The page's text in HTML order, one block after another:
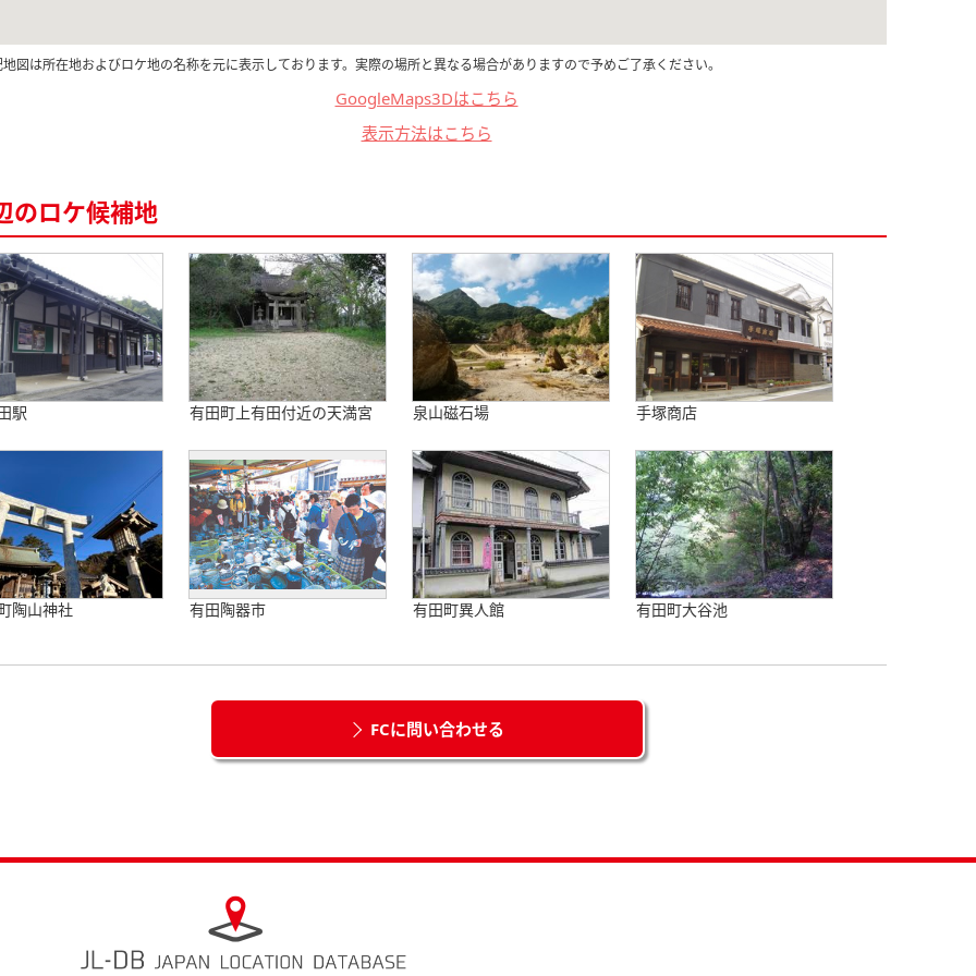
図は所在地およびロケ地の名称を元に表示しております。実際の場所と異なる場合がありますので予めご了承ください。
GoogleMaps3Dはこちら
表示方法はこちら
のロケ候補地
駅 有田町上有田付近の天満宮 泉山磁石場 手塚商店
陶山神社 有田陶器市 有田町異人館 有田町大谷池
FCに問い合わせる